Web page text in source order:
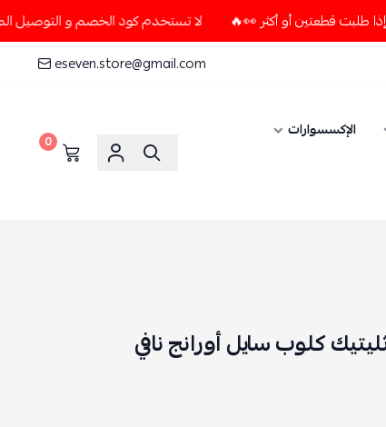
لا تستخدم كود الخصم و التوصيل المجاني " N7 " إلا إذا طلبت قطعتين أو أكثر 👀🔥
eseven.store@gmail.com
الإكسسوارات
0